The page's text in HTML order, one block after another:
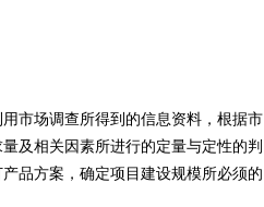
场调查所得到的信息资料，根据市
相关因素所进行的定量与定性的判
品方案，确定项目建设规模所必须的